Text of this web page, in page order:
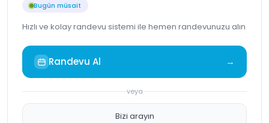
Bugün müsait
Hızlı ve kolay randevu sistemi ile hemen randevunuzu alın
Randevu Al →
veya
Bizi arayın